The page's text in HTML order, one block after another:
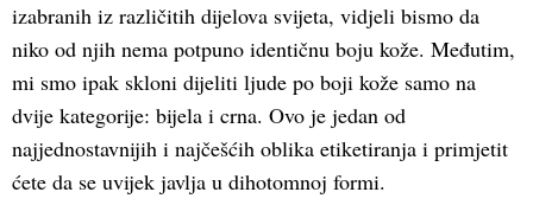
izabranih iz različitih dijelova svijeta, vidjeli bismo da
niko od njih nema potpuno identičnu boju kože. Međutim,
mi smo ipak skloni dijeliti ljude po boji kože samo na
dvije kategorije: bijela i crna. Ovo je jedan od
najjednostavnijih i najčešćih oblika etiketiranja i primjetit
ćete da se uvijek javlja u dihotomnoj formi.